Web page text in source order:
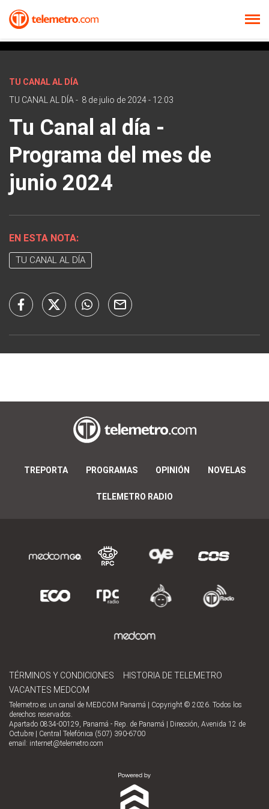
TU CANAL AL DÍA
TU CANAL AL DÍA - 8 de julio de 2024 - 12:03
Tu Canal al día -
Programa del mes de
junio 2024
EN ESTA NOTA:
TU CANAL AL DÍA
TREPORTA PROGRAMAS OPINIÓN NOVELAS
TELEMETRO RADIO
TÉRMINOS Y CONDICIONES
HISTORIA DE TELEMETRO
VACANTES MEDCOM
Telemetro es un canal de MEDCOM Panamá | Copyright © 2026. Todos los
derechos reservados.
Apartado 0834-00129, Panamá - Rep. de Panamá | Dirección, Avenida 12 de
Octubre | Central Telefónica (507) 390-6700
email: internet@telemetro.com